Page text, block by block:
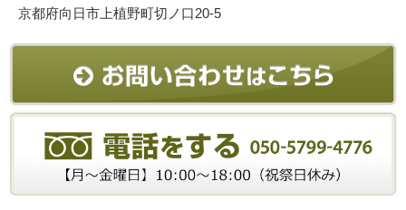
京都府向日市上植野町切ノ口20-5